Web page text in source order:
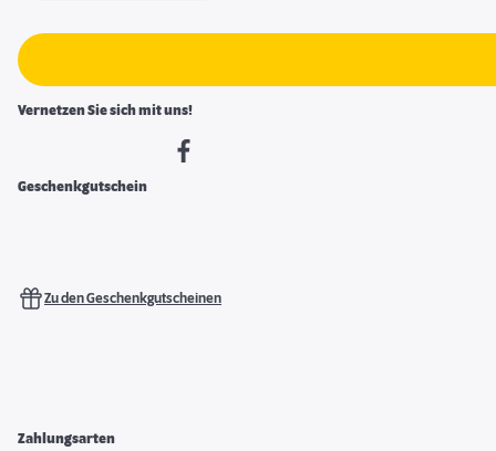
Vernetzen Sie sich mit uns!
Geschenkgutschein
Zu den Geschenkgutscheinen
Zahlungsarten